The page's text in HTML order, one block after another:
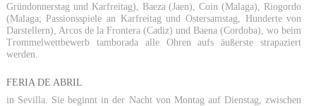
Gründonnerstag und Karfreitag), Baeza (Jaen), Coin (Malaga), Riogordo
(Malaga; Passionsspiele an Karfreitag und Ostersamstag, Hunderte von
Darstellern), Arcos de la Frontera (Cadiz) und Baena (Cordoba), wo beim
Trommelwettbewerb tamborada alle Ohren aufs äußerste strapaziert
werden.
FERIA DE ABRIL
in Sevilla. Sie beginnt in der Nacht von Montag auf Dienstag, zwischen